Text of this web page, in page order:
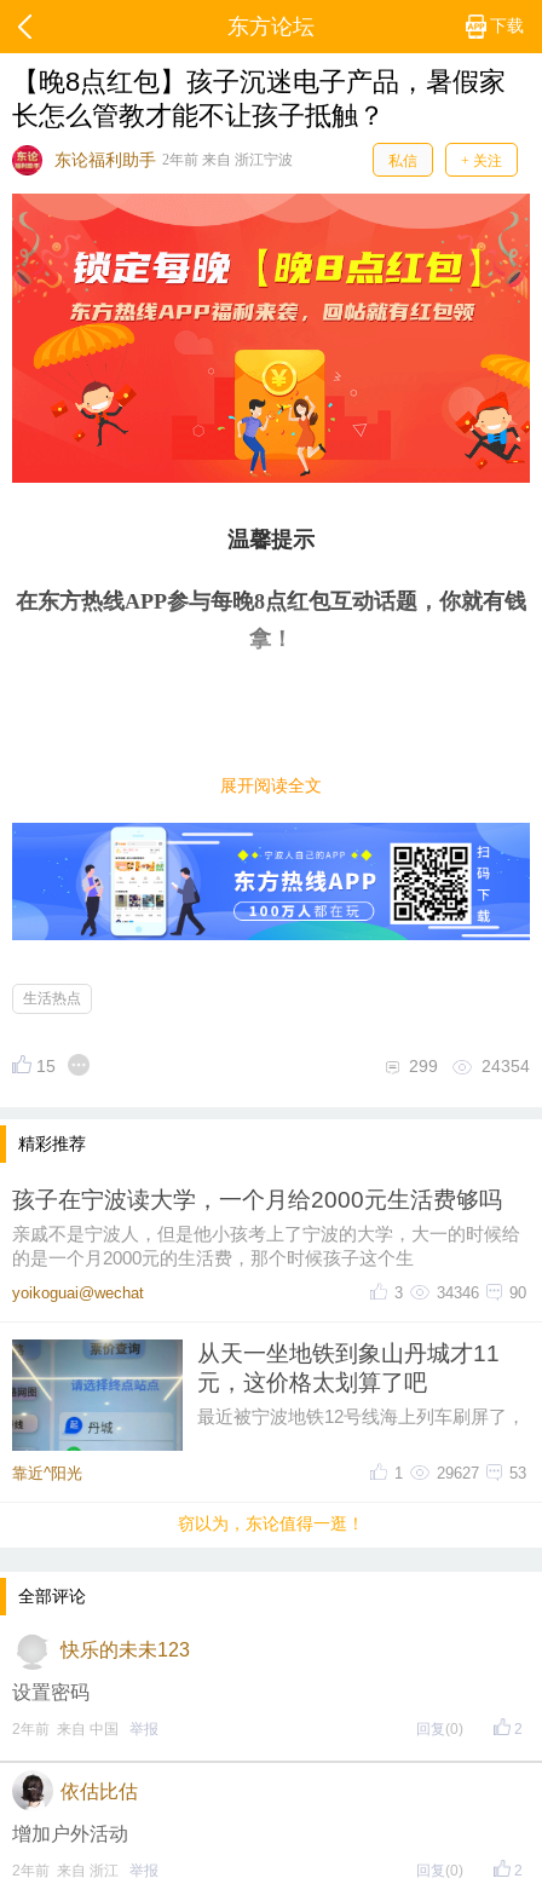
下载
东方论坛
【晚8点红包】孩子沉迷电子产品，暑假家
长怎么管教才能不让孩子抵触？
东论福利助手 2年前 来自 浙江宁波 私信 + 关注
温馨提示
在东方热线APP参与每晚8点红包互动话题，你就有钱
拿 ！
孩子沉迷电子产品，暑假家长怎么管教才能不让
孩子抵触？
小编先来：
假期对电子产品的使用管过了，孩子就会追着父母吵
闹，给他玩吧又拖延管不住，管教起来一提到玩游戏
人只能焦虑无奈。大家有什么办法管教孩子玩手机，
提示：回复之后就能看到红包，点击下方“开”即可领
• 福利时间
每晚20:00准时开始！
关注我，锁定
红包帖分享此帖至朋友圈或好友，有机会获得更多红
包。
展开阅读全文
生活热点
15 24354
299
精彩推荐
孩子在宁波读大学，一个月给2000元生活费够吗
亲戚不是宁波人，但是他小孩考上了宁波的大学，大一的时候给
的是一个月2000元的生活费，那个时候孩子这个生
yoikoguai@wechat 90
34346
3
从天一坐地铁到象山丹城才11
元，这价格太划算了吧
最近被宁波地铁12号线海上列车刷屏了，
从天一广场坐到象山丹城是11晕
靠近^阳光 53
29627
1
窃以为，东论值得一逛！
全部评论
快乐的未未123
设置密码
2
2年前 来自 中国 举报 回复 (0)
依估比估
增加户外活动
2
2年前 来自 浙江 举报 回复 (0)